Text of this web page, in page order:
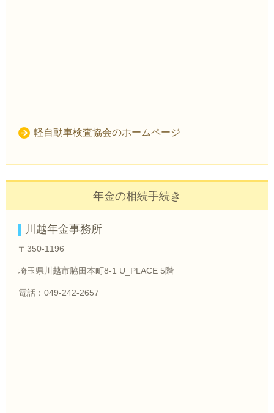
軽自動車検査協会のホームページ
年金の相続手続き
川越年金事務所
〒350-1196
埼玉県川越市脇田本町8-1 U_PLACE 5階
電話：049-242-2657